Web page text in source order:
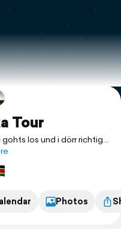
Tour
los und i dörr richtig
dass es unvergesslichs
😍
Photos